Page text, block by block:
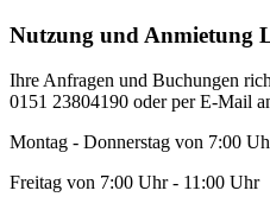
Nutzung und Anmietung
Ihre Anfragen und Buchungen
0151 23804190 oder per E-Mail
Montag - Donnerstag von 7:00
Freitag von 7:00 Uhr - 11:00 Uhr